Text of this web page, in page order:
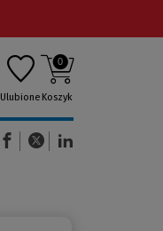
Ulubione
0
Koszyk
(Nowe okno)(Link do innej strony)